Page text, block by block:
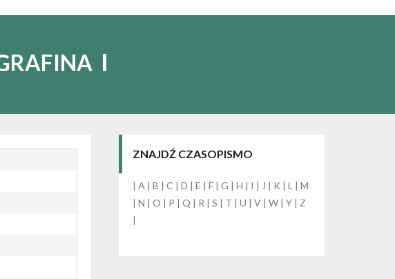
ZNAJDŹ CZASOPISMO
|A |B |C |D |E |F |G |H | I | J | K |L |M
|N |O | P |Q | R |S | T |U |V |W |Y | Z
|